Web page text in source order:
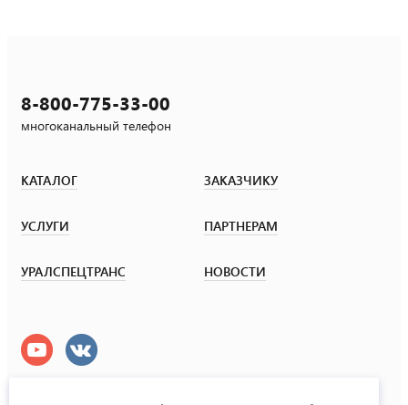
8-800-775-33-00
многоканальный телефон
КАТАЛОГ ЗАКАЗЧИКУ
УСЛУГИ ПАРТНЕРАМ
УРАЛСПЕЦТРАНС НОВОСТИ